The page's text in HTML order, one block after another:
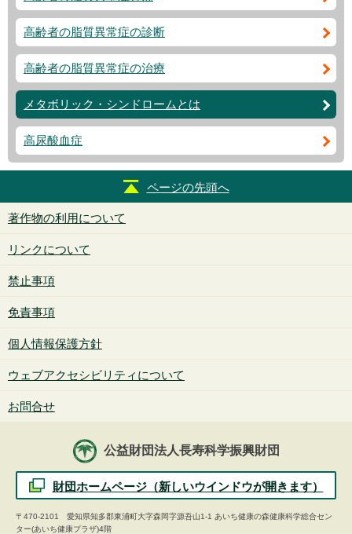
高齢者の脂質異常症の診断
高齢者の脂質異常症の治療
メタボリック・シンドロームとは
高尿酸血症
ページの先頭へ
著作物の利用について
リンクについて
禁止事項
免責事項
個人情報保護方針
ウェブアクセシビリティについて
お問合せ
公益財団法人長寿科学振興財団
財団ホームページ（新しいウインドウが開きます）
〒470-2101 愛知県知多郡東浦町大字森岡字源吾山1-1 あいち健康の森健康科学総合セン
ター(あいち健康プラザ)4階